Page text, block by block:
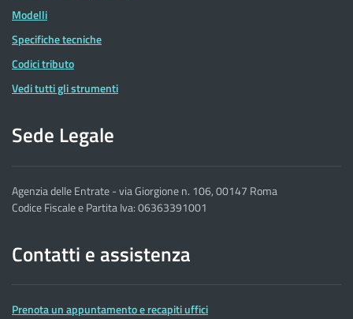
Modelli
Specifiche tecniche
Codici tributo
Vedi tutti gli strumenti
Sede Legale
Agenzia delle Entrate - via Giorgione n. 106, 00147 Roma
Codice Fiscale e Partita Iva: 06363391001
Contatti e assistenza
Prenota un appuntamento e recapiti uffici